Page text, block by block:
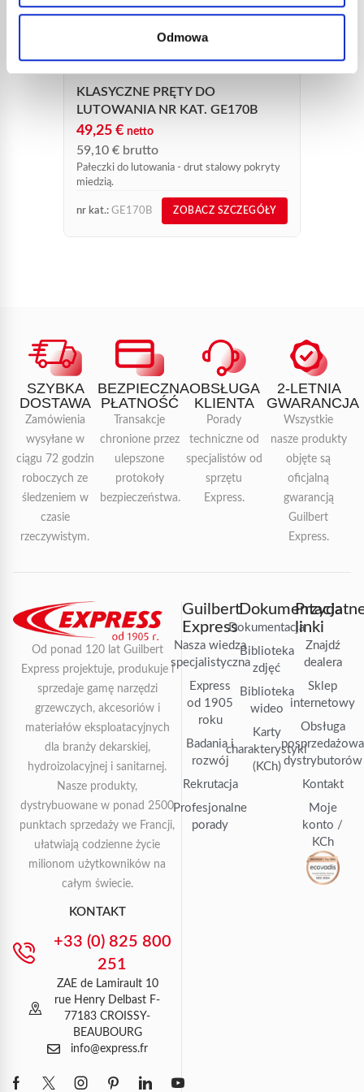
Odmowa
KLASYCZNE PRĘTY DO
LUTOWANIA NR KAT. GE170B
49,25 € netto
59,10 € brutto
Pałeczki do lutowania - drut stalowy pokryty
miedzią.
nr kat.: GE170B ZOBACZ SZCZEGÓŁY
SZYBKA
DOSTAWA
Zamówienia
wysyłane w
ciągu 72 godzin
roboczych ze
śledzeniem w
czasie
rzeczywistym.
BEZPIECZNA
PŁATNOŚĆ
Transakcje
chronione przez
ulepszone
protokoły
bezpieczeństwa.
OBSŁUGA
KLIENTA
Porady
techniczne od
specjalistów od
sprzętu
Express.
2-LETNIA
GWARANCJA
Wszystkie
nasze produkty
objęte są
oficjalną
gwarancją
Guilbert
Express.
Od ponad 120 lat Guilbert
Express projektuje, produkuje i
sprzedaje gamę narzędzi
grzewczych, akcesoriów i
materiałów eksploatacyjnych
dla branży dekarskiej,
hydroizolacyjnej i sanitarnej.
Nasze produkty,
dystrybuowane w ponad 2500
punktach sprzedaży we Francji,
ułatwiają codzienne życie
milionom użytkowników na
całym świecie.
KONTAKT
+33 (0) 825 800
251
ZAE de Lamirault 10
rue Henry Delbast F-
77183 CROISSY-
BEAUBOURG
info@express.fr
Guilbert
Express
Nasza wiedza
specjalistyczna
Express
od 1905
roku
Badania i
rozwój
Rekrutacja
Profesjonalne
porady
Dokumentacja
Dokumentacja
Biblioteka
zdjęć
Biblioteka
wideo
Karty
charakterystyki
(KCh)
linki
Znajdź
dealera
Sklep
internetowy
Obsługa
posprzedażowa
dystrybutorów
Kontakt
Moje
konto /
KCh